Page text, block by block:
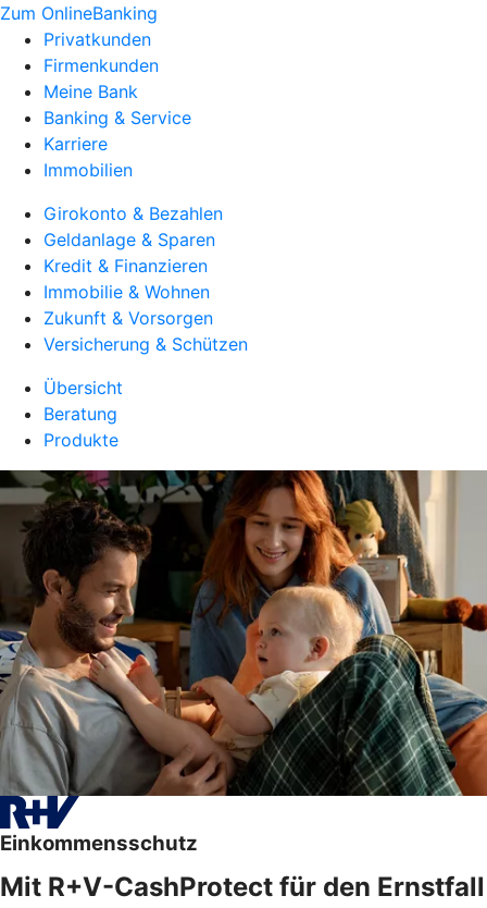
Zum OnlineBanking
Privatkunden
Firmenkunden
Meine Bank
Banking & Service
Karriere
Immobilien
Girokonto & Bezahlen
Geldanlage & Sparen
Kredit & Finanzieren
Immobilie & Wohnen
Zukunft & Vorsorgen
Versicherung & Schützen
Übersicht
Beratung
Produkte
Einkommensschutz
Mit R+V-CashProtect für den Ernstfall